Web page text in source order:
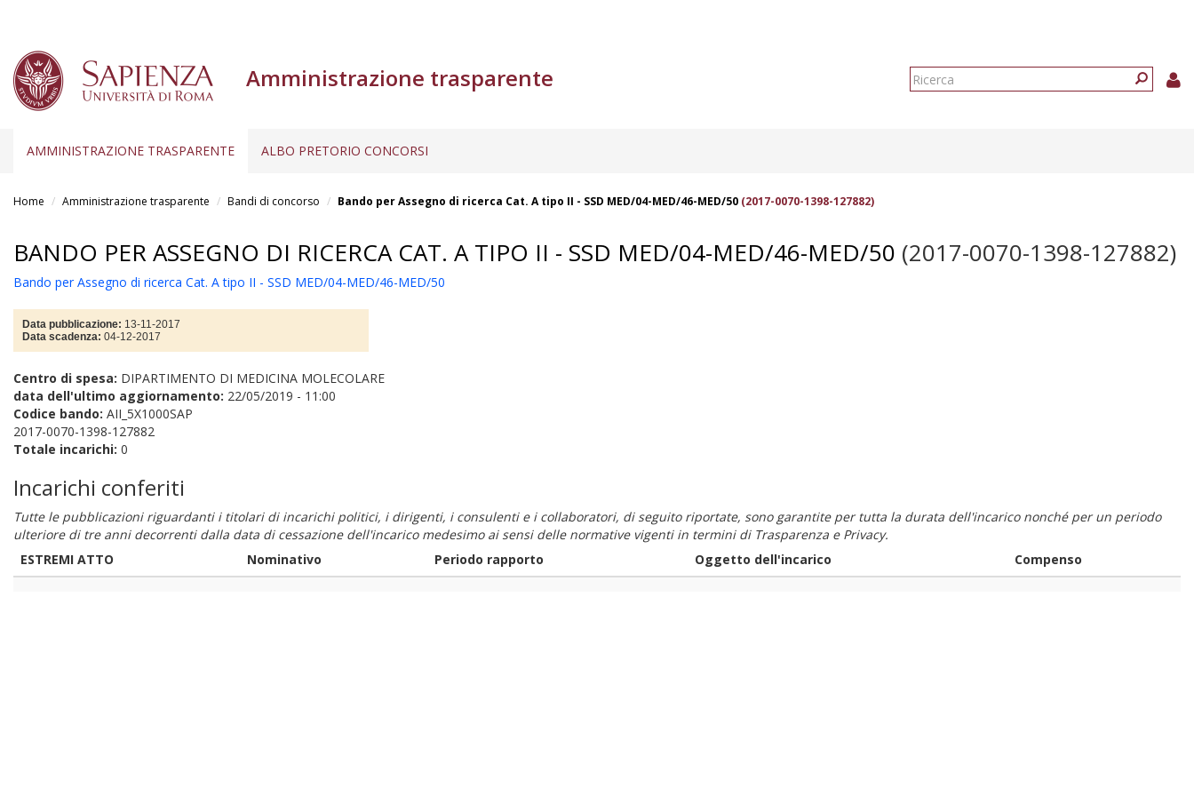
Amministrazione trasparente
Form
AMMINISTRAZIONE TRASPARENTE ALBO PRETORIO CONCORSI
Home Amministrazione trasparente Bandi di concorso Bando per Assegno di ricerca Cat. A tipo II - SSD MED/04-MED/46-MED/50 (2017-0070-1398-127882)
BANDO PER ASSEGNO DI RICERCA CAT. A TIPO II - SSD MED/04-MED/46-MED/50 (2017-0070-1398-127882)
Bando per Assegno di ricerca Cat. A tipo II - SSD MED/04-MED/46-MED/50
Data pubblicazione: 13-11-2017
Data scadenza: 04-12-2017
Centro di spesa: DIPARTIMENTO DI MEDICINA MOLECOLARE
data dell'ultimo aggiornamento: 22/05/2019 - 11:00
Codice bando: AII_5X1000SAP
2017-0070-1398-127882
Totale incarichi: 0
Incarichi conferiti
Tutte le pubblicazioni riguardanti i titolari di incarichi politici, i dirigenti, i consulenti e i collaboratori, di seguito riportate, sono garantite per tutta la durata dell'incarico nonché per un periodo
ulteriore di tre anni decorrenti dalla data di cessazione dell'incarico medesimo ai sensi delle normative vigenti in termini di Trasparenza e Privacy.
ESTREMI ATTO
Nominativo Periodo rapporto Oggetto dell'incarico Compenso